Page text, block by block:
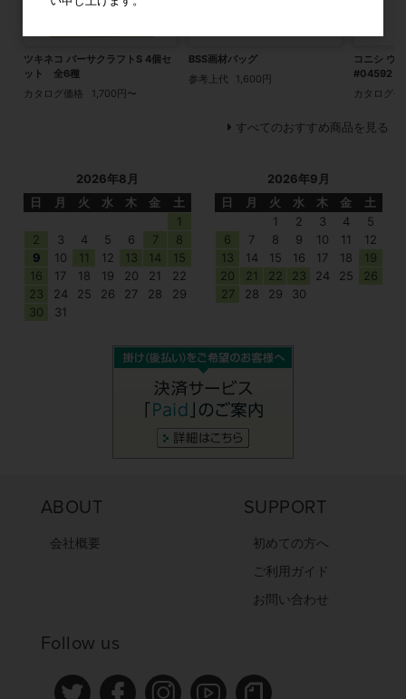
ツキネコ バーサクラフトS 4個セ
ット 全6種
カタログ価格
1,700円〜
BSS画材バッグ
参考上代
1,600円
コニシ ウ
#04592 超
カタログ価
すべてのおすすめ商品を見る
2026年8月
日
月 火 水 木 金
土
1
2
3 4 5 6 7
8
9
10 11 12 13 14
15
16
17 18 19 20 21
22
23
24 25 26 27 28
29
30
31
2026年9月
日
月 火 水 木 金
土
1
2 3 4
5
6
7 8 9 10 11
12
13
14 15 16 17 18
19
20
21 22 23 24 25
26
27
28 29 30
ABOUT
会社概要
SUPPORT
初めての方へ
ご利用ガイド
お問い合わせ
Follow us